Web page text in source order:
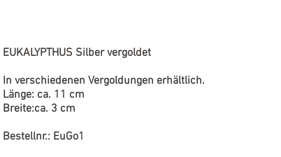
EUKALYPTHUS Silber vergoldet
In verschiedenen Vergoldungen erhältlich.
Länge: ca. 11 cm
Breite:ca. 3 cm
Bestellnr.: EuGo1